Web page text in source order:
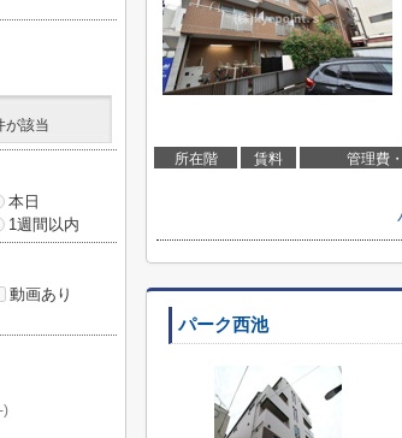
所在階 賃料 管理費
パーク西池
が該当
本日
1週間以内
動画あり
)